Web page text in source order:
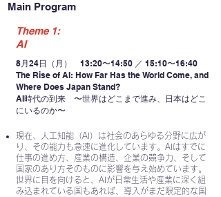
Main Program
Theme 1:
AI
8月24日（月） 13:20〜14:50 ／ 15:10〜16:40
The Rise of AI: How Far Has the World Come, and
Where Does Japan Stand?
AI時代の到来 〜世界はどこまで進み、日本はどこ
にいるのか〜
現在、人工知能（AI）は社会のあらゆる分野に広が
り、その能力も急速に進化しています。AIはすでに
仕事の進め方、産業の構造、企業の競争力、そして
国家のあり方そのものに影響を与え始めています。
世界に目を向けると、AIが日常生活や産業に深く組
み込まれている国もあれば、導入がまだ限定的な国